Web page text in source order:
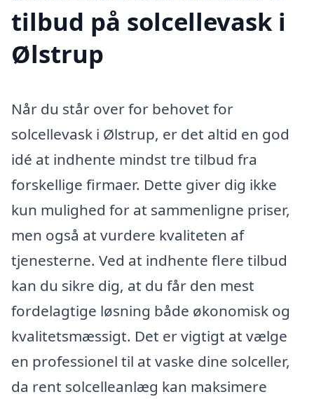
tilbud på solcellevask i
Ølstrup
Når du står over for behovet for
solcellevask i Ølstrup, er det altid en god
idé at indhente mindst tre tilbud fra
forskellige firmaer. Dette giver dig ikke
kun mulighed for at sammenligne priser,
men også at vurdere kvaliteten af
tjenesterne. Ved at indhente flere tilbud
kan du sikre dig, at du får den mest
fordelagtige løsning både økonomisk og
kvalitetsmæssigt. Det er vigtigt at vælge
en professionel til at vaske dine solceller,
da rent solcelleanlæg kan maksimere